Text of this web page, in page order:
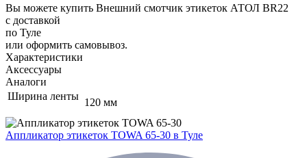
Вы можете купить Внешний смотчик этикеток АТОЛ BR22
с доставкой
по Туле
или оформить самовывоз.
Характеристики
Аксессуары
Аналоги
Ширина ленты
120 мм
Аппликатор этикеток TOWA 65-30 в Туле